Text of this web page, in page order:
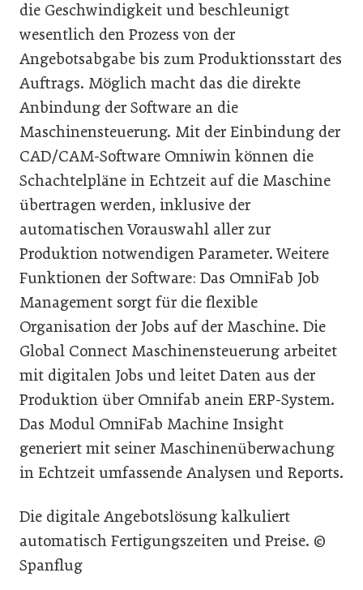
die Geschwindigkeit und beschleunigt
wesentlich den Prozess von der
Angebotsabgabe bis zum Produktionsstart des
Auftrags. Möglich macht das die direkte
Anbindung der Software an die
Maschinensteuerung. Mit der Einbindung der
CAD/CAM-Software Omniwin können die
Schachtelpläne in Echtzeit auf die Maschine
übertragen werden, inklusive der
automatischen Vorauswahl aller zur
Produktion notwendigen Parameter. Weitere
Funktionen der Software: Das OmniFab Job
Management sorgt für die flexible
Organisation der Jobs auf der Maschine. Die
Global Connect Maschinensteuerung arbeitet
mit digitalen Jobs und leitet Daten aus der
Produktion über Omnifab anein ERP-System.
Das Modul OmniFab Machine Insight
generiert mit seiner Maschinenüberwachung
in Echtzeit umfassende Analysen und Reports.
Die digitale Angebotslösung kalkuliert
automatisch Fertigungszeiten und Preise. ©
Spanflug